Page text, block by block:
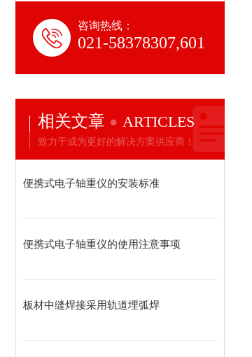
咨询热线：
021-58378307,601
相关文章 ARTICLES
致力于成为更好的解决方案供应商！
便携式电子轴重仪的安装标准
便携式电子轴重仪的使用注意事项
板材中缝焊接采用轨道埋弧焊